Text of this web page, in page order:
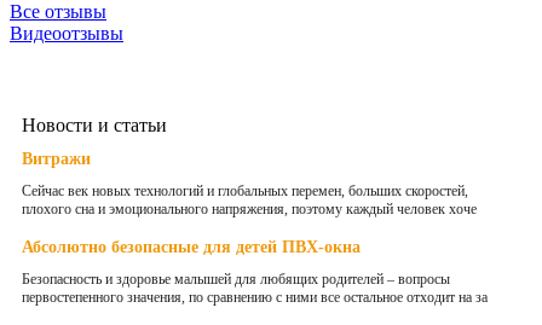
Все отзывы
Видеоотзывы
Новости и статьи
Витражи
Сейчас век новых технологий и глобальных перемен, больших скоростей,
плохого сна и эмоционального напряжения, поэтому каждый человек хоче
Абсолютно безопасные для детей ПВХ-окна
Безопасность и здоровье малышей для любящих родителей – вопросы
первостепенного значения, по сравнению с ними все остальное отходит на за